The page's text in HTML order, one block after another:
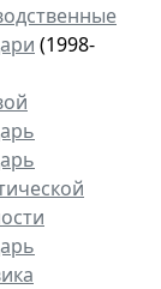
(1998-